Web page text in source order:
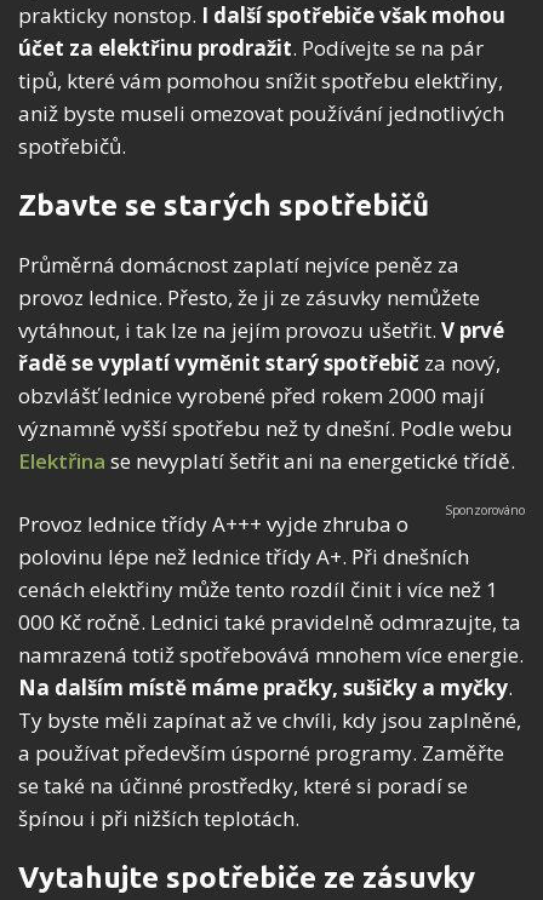
prakticky nonstop. I další spotřebiče však mohou
účet za elektřinu prodražit. Podívejte se na pár
tipů, které vám pomohou snížit spotřebu elektřiny,
aniž byste museli omezovat používání jednotlivých
spotřebičů.
Zbavte se starých spotřebičů
Průměrná domácnost zaplatí nejvíce peněz za
provoz lednice. Přesto, že ji ze zásuvky nemůžete
vytáhnout, i tak lze na jejím provozu ušetřit. V prvé
řadě se vyplatí vyměnit starý spotřebič za nový,
obzvlášť lednice vyrobené před rokem 2000 mají
významně vyšší spotřebu než ty dnešní. Podle webu
Elektřina se nevyplatí šetřit ani na energetické třídě.
Provoz lednice třídy A+++ vyjde zhruba o
polovinu lépe než lednice třídy A+. Při dnešních
cenách elektřiny může tento rozdíl činit i více než 1
000 Kč ročně. Lednici také pravidelně odmrazujte, ta
namrazená totiž spotřebovává mnohem více energie.
Na dalším místě máme pračky, sušičky a myčky.
Ty byste měli zapínat až ve chvíli, kdy jsou zaplněné,
a používat především úsporné programy. Zaměřte
se také na účinné prostředky, které si poradí se
špínou i při nižších teplotách.
Vytahujte spotřebiče ze zásuvky